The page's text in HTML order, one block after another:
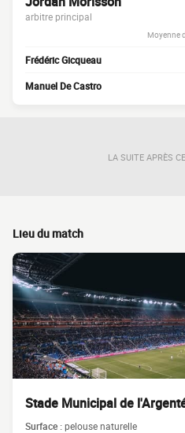
arbitre principal
Moyenne
Frédéric Gicqueau
Manuel De Castro
LA SUITE APRÈS
Lieu du match
Stade Municipal de
Surface :pelouse naturelle